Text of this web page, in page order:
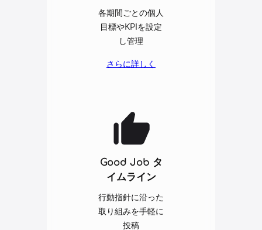
各期間ごとの個人
目標やKPIを設定
し管理
さらに詳しく
Good Job タ
イムライン
行動指針に沿った
取り組みを手軽に
投稿